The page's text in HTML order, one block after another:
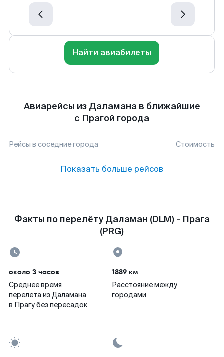
Найти авиабилеты
Авиарейсы из Даламана в ближайшие
с Прагой города
Рейсы в соседние города Стоимость
Показать больше рейсов
Факты по перелёту Даламан (DLM) - Прага
(PRG)
около 3 часов
Среднее время
перелета из Даламана
в Прагу без пересадок
1889 км
Расстояние между
городами